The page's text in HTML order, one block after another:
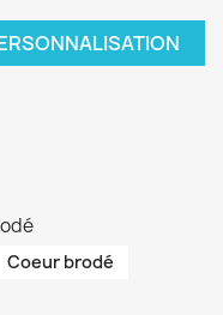
Coeur brodé